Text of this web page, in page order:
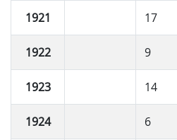
1921 17
1922 9
1923 14
1924 6